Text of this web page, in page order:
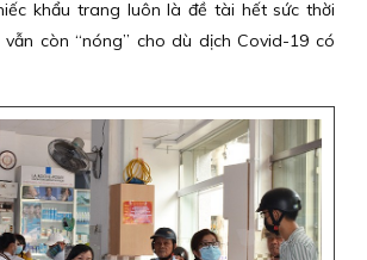
khẩu trang luôn là đề tài hết sức thời
vẫn còn “nóng” cho dù dịch Covid-19 có